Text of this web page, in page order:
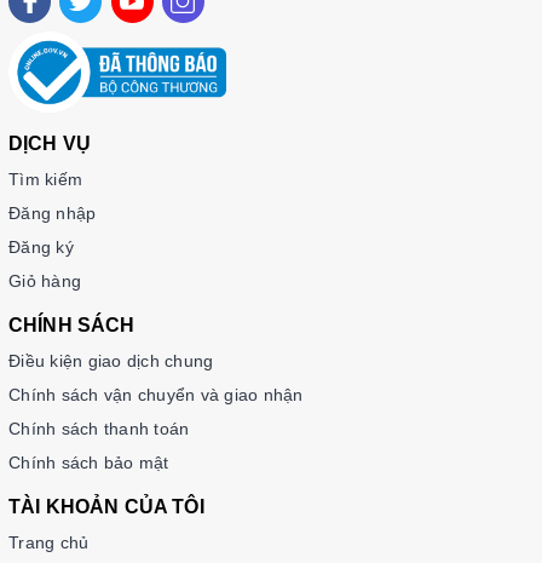
Để sở hữu bộ sách "바로 써먹는 베트남어 - Tiếng Việt cho
Người Hàn" hãy ghé thăm cửa hàng Kbook tại
sách chất lượng mà còn mang đến trải nghiệm mua sắm tuyệt
vời với dịch vụ khách hàng tận tình. Bạn sẽ dễ dàng tìm thấy
khác.
DỊCH VỤ
Tìm kiếm
Đăng nhập
Đăng ký
Giỏ hàng
CHÍNH SÁCH
Điều kiện giao dịch chung
Chính sách vận chuyển và giao nhận
Chính sách thanh toán
Chính sách bảo mật
TÀI KHOẢN CỦA TÔI
Trang chủ